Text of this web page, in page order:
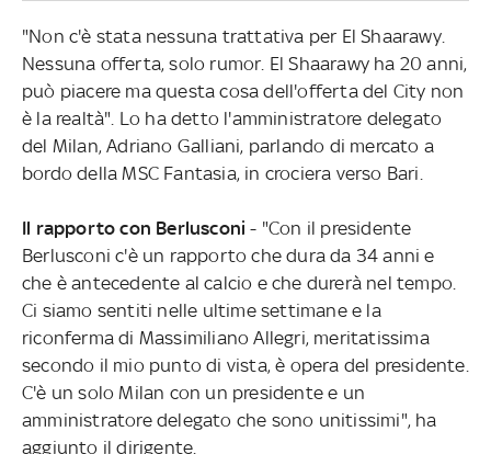
"Non c'è stata nessuna trattativa per El Shaarawy.
Nessuna offerta, solo rumor. El Shaarawy ha 20 anni,
può piacere ma questa cosa dell'offerta del City non
è la realtà". Lo ha detto l'amministratore delegato
del Milan, Adriano Galliani, parlando di mercato a
bordo della MSC Fantasia, in crociera verso Bari.
Il rapporto con Berlusconi - "Con il presidente
Berlusconi c'è un rapporto che dura da 34 anni e
che è antecedente al calcio e che durerà nel tempo.
Ci siamo sentiti nelle ultime settimane e la
riconferma di Massimiliano Allegri, meritatissima
secondo il mio punto di vista, è opera del presidente.
C'è un solo Milan con un presidente e un
amministratore delegato che sono unitissimi", ha
aggiunto il dirigente.